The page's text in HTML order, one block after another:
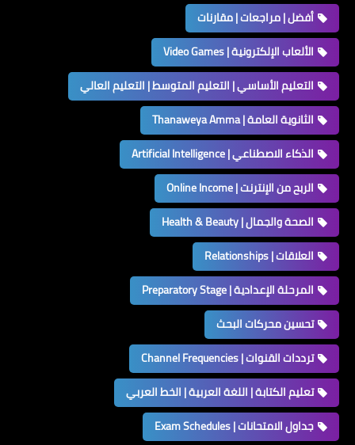
أفضل | مراجعات | مقارنات
الألعاب الإلكترونية | Video Games
التعليم الأساسي | التعليم المتوسط | التعليم العالي
الثانوية العامة | Thanaweya Amma
الذكاء الاصطناعي | Artificial Intelligence
الربح من الإنترنت | Online Income
الصحة والجمال | Health & Beauty
العلاقات | Relationships
المرحلة الإعدادية | Preparatory Stage
تحسين محركات البحث
ترددات القنوات | Channel Frequencies
تعليم الكتابة | اللغة العربية | الخط العربي
جداول الامتحانات | Exam Schedules